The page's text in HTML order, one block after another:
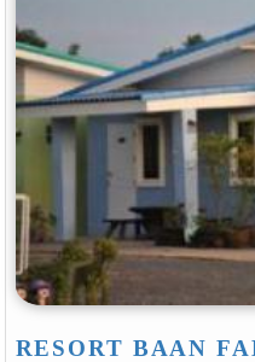
RESORT BAAN